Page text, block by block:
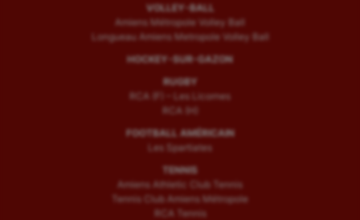
VOLLEY-BALL
Amiens Métropole Volley Ball
Longueau Amiens Metropole Volley Ball
HOCKEY-SUR-GAZON
RUGBY
RCA (F) – Les Licornes
RCA (H)
FOOTBALL AMÉRICAIN
Les Spartiates
TENNIS
Amiens Athletic Club Tennis
Tennis Club Amiens Métropole
RCA Tennis